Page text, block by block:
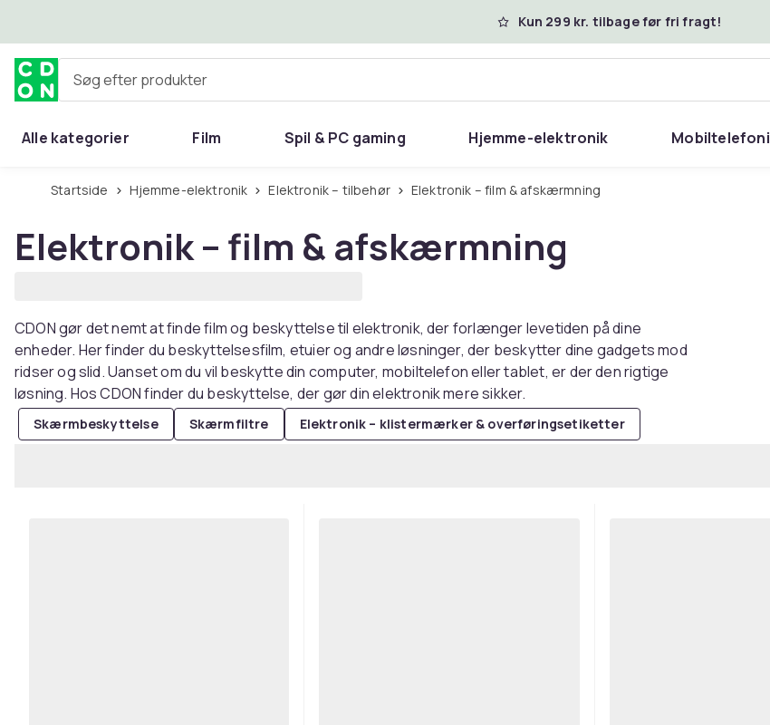
Kun 299 kr. tilbage før fri fragt!
Søg efter produkter
Alle kategorier Film Spil & PC gaming Hjemme-elektronik Mobiltelefoni
Hjem & have
Startside Hjemme-elektronik Elektronik – tilbehør Elektronik – film & afskærmning
Elektronik – film & afskærmning
CDON gør det nemt at finde film og beskyttelse til elektronik, der forlænger levetiden på dine
enheder. Her finder du beskyttelsesfilm, etuier og andre løsninger, der beskytter dine gadgets mod
ridser og slid. Uanset om du vil beskytte din computer, mobiltelefon eller tablet, er der den rigtige
løsning. Hos CDON finder du beskyttelse, der gør din elektronik mere sikker.
Skærmbeskyttelse Skærmfiltre Elektronik – klistermærker & overføringsetiketter